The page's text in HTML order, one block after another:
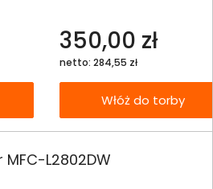
350,00 zł
netto: 284,55 zł
Włóż do torby
L2802DW